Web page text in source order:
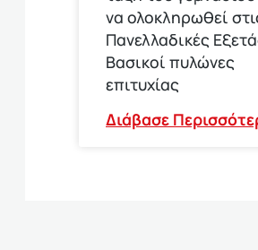
να ολοκληρωθεί
Πανελλαδικές
Βασικοί πυλώνες
επιτυχίας
Διάβασε